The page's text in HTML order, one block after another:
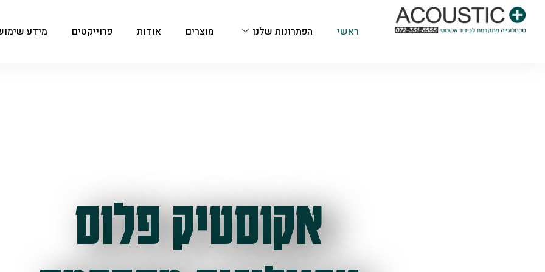
ראשי הפתרונות שלנו מוצרים אודות פרוייקטים מידע
אקוסטיק פלוס